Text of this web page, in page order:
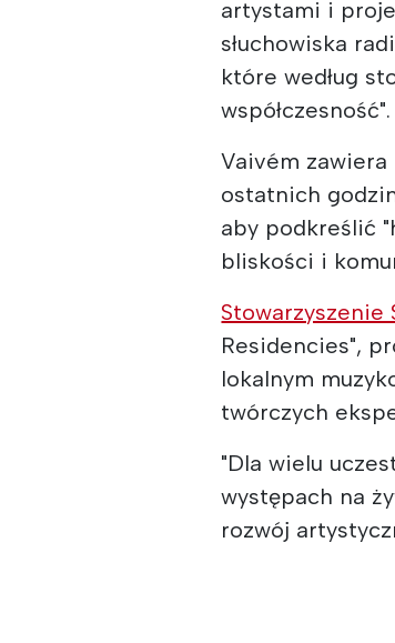
artystami i
słuchowiska
które według
współczesność".
Vaivém
ostatnich
aby podkreślić
bliskości i
Stowarzyszenie
Residencies",
lokalnym
twórczych
"Dla wielu
występach na
rozwój